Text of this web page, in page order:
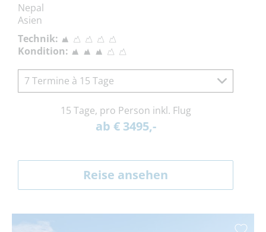
Nepal
Asien
Technik:
Kondition:
7 Termine à 15 Tage
15 Tage, pro Person inkl. Flug
ab € 3495,-
Reise ansehen